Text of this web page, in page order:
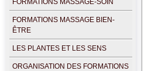
FORMATIONS MASSAGE-SOIN
FORMATIONS MASSAGE BIEN-
ÊTRE
LES PLANTES ET LES SENS
ORGANISATION DES FORMATIONS